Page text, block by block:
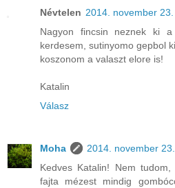
Névtelen 2014. november
Nagyon fincsin neznek ki
kerdesem, sutinyomo gepbol
koszonom a valaszt elore is!
Katalin
Válasz
Moha
2014. november
Kedves Katalin! Nem
fajta mézest mindig